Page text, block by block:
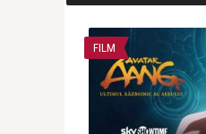
FILM